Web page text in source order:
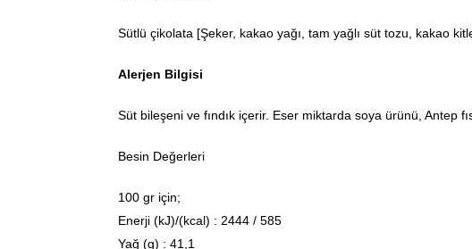
Sütlü çikolata [Şeker, kakao yağı, tam yağlı süt tozu, kakao
Alerjen Bilgisi
Süt bileşeni ve fındık içerir. Eser miktarda soya ürünü, Antep
Besin Değerleri
100 gr için;
Enerji (kJ)/(kcal) : 2444 / 585
Yağ (g) : 41,1